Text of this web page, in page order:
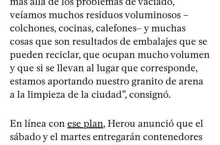
veíamos muchos residuos voluminosos –
colchones, cocinas, calefones– y muchas
cosas que son resultados de embalajes que se
pueden reciclar, que ocupan mucho volumen
y que si se llevan al lugar que corresponde,
estamos aportando nuestro granito de arena
a la limpieza de la ciudad”, consignó.
En línea con ese plan, Herou anunció que el
sábado y el martes entregarán contenedores